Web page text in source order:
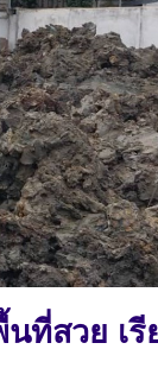
ที่สวย เ